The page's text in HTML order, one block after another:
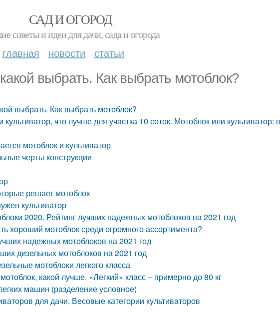
САД И ОГОРОД
советы и идеи для дачи, сада и огорода
главная новости статьи
выбрать. Как выбрать мотоблок?
выбрать. Как выбрать мотоблок?
культиватор, что лучше для участка 10 соток. Мотоблок или культиватор:
мотоблок и культиватор
черты конструкции
решает мотоблок
культиватор
2020. Рейтинг лучших надежных мотоблоков на 2021 год
хороший мотоблок среди огромного ассортимента?
надежных мотоблоков на 2021 год
дизельных мотоблоков на 2021 год
мотоблоки легкого класса
какой лучше. «Легкий» класс – примерно до 80 кг
машин (разделение условное)
для дачи. Весовые категории культиваторов